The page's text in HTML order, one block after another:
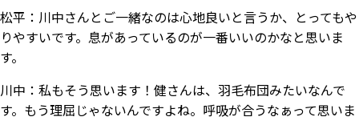
松平： 川中さんとご一緒なのは心地良いと言うか、とってもや
りやすいです。息があっているのが一番いいのかなと思いま
す。
川中： 私もそう思います！健さんは、羽毛布団みたいなんで
す。もう理屈じゃないんですよね。呼吸が合うなぁって思いま